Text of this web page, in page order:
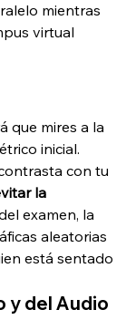
mientras
virtual
que mires a la
inicial.
con tu
la
examen, la
aleatorias
está sentado
y del Audio